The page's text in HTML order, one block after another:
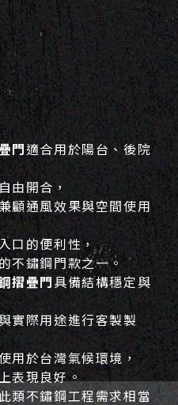
門 適合用於陽台、後院
由開合，
顧通風效果與空間使用
口的便利性，
不鏽鋼門款之一。
摺疊門 具備結構穩定與
實際用途進行客製製
用於台灣氣候環境，
表現良好。
類不鏽鋼工程需求相當